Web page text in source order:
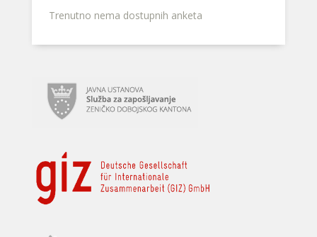
Trenutno nema dostupnih anketa